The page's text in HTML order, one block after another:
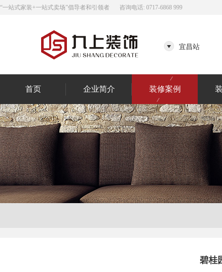
“一站式家装+一站式卖场”倡导者和引领者 咨询电话: 0717-6868 999
宜昌站
首页 企业简介 装修案例
碧桂